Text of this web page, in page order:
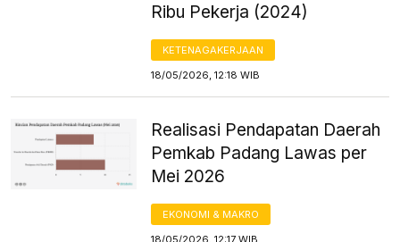
Ribu Pekerja (2024)
KETENAGAKERJAAN
18/05/2026, 12:18 WIB
Realisasi Pendapatan Daerah
Pemkab Padang Lawas per
Mei 2026
EKONOMI & MAKRO
18/05/2026, 12:17 WIB